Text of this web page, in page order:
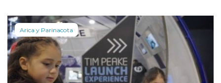
Arica y Parinacota